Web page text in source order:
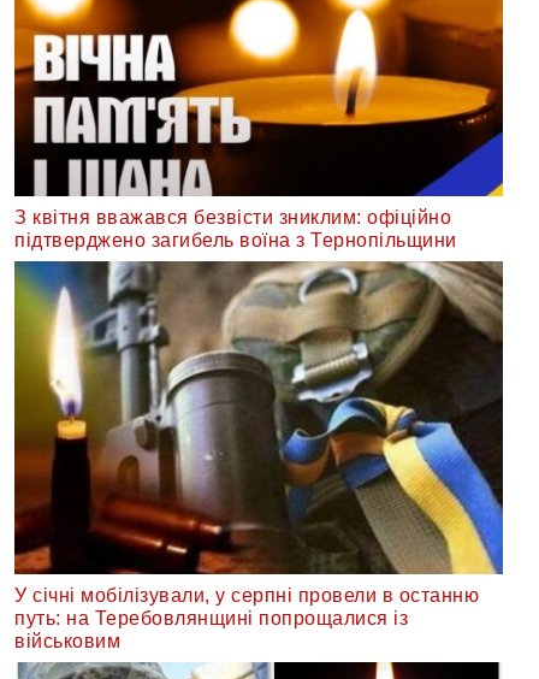
З квітня вважався безвісти зниклим: офіційно
підтверджено загибель воїна з Тернопільщини
У січні мобілізували, у серпні провели в останню
путь: на Теребовлянщині попрощалися із
військовим